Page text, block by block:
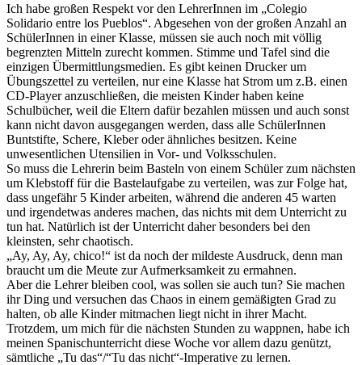
Ich habe großen Respekt vor den LehrerInnen im „Colegio
Solidario entre los Pueblos“. Abgesehen von der großen Anzahl an
SchülerInnen in einer Klasse, müssen sie auch noch mit völlig
begrenzten Mitteln zurecht kommen. Stimme und Tafel sind die
einzigen Übermittlungsmedien. Es gibt keinen Drucker um
Übungszettel zu verteilen, nur eine Klasse hat Strom um z.B. einen
CD-Player anzuschließen, die meisten Kinder haben keine
Schulbücher, weil die Eltern dafür bezahlen müssen und auch sonst
kann nicht davon ausgegangen werden, dass alle SchülerInnen
Buntstifte, Schere, Kleber oder ähnliches besitzen. Keine
unwesentlichen Utensilien in Vor- und Volksschulen.
So muss die Lehrerin beim Basteln von einem Schüler zum nächsten
um Klebstoff für die Bastelaufgabe zu verteilen, was zur Folge hat,
dass ungefähr 5 Kinder arbeiten, während die anderen 45 warten
und irgendetwas anderes machen, das nichts mit dem Unterricht zu
tun hat. Natürlich ist der Unterricht daher besonders bei den
kleinsten, sehr chaotisch.
„Ay, Ay, Ay, chico!“ ist da noch der mildeste Ausdruck, denn man
braucht um die Meute zur Aufmerksamkeit zu ermahnen.
Aber die Lehrer bleiben cool, was sollen sie auch tun? Sie machen
ihr Ding und versuchen das Chaos in einem gemäßigten Grad zu
halten, ob alle Kinder mitmachen liegt nicht in ihrer Macht.
Trotzdem, um mich für die nächsten Stunden zu wappnen, habe ich
meinen Spanischunterricht diese Woche vor allem dazu genützt,
sämtliche „Tu das“/“Tu das nicht“-Imperative zu lernen.